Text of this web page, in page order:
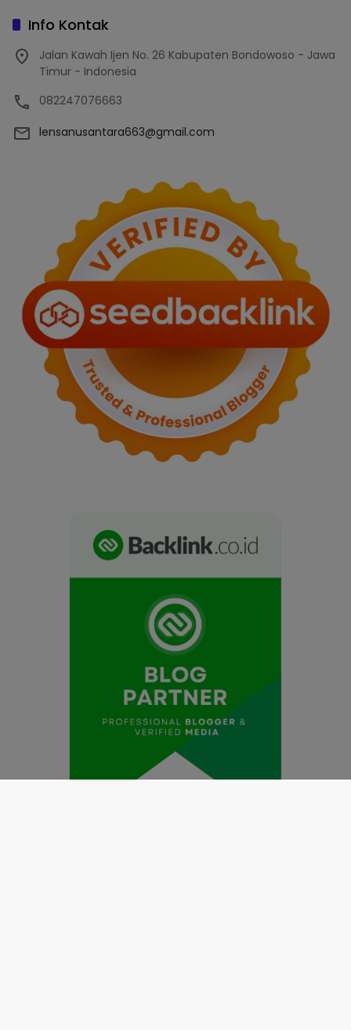
Info Kontak
Jalan Kawah Ijen No. 26 Kabupaten Bondowoso - Jawa
Timur - Indonesia
082247076663
lensanusantara663@gmail.com